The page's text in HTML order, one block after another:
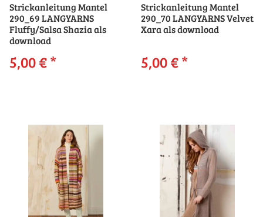
Strickanleitung Mantel
290_69 LANGYARNS
Fluffy/Salsa Shazia als
download
5,00 €*
Strickanleitung Mantel
290_70 LANGYARNS Velvet
Xara als download
5,00 €*